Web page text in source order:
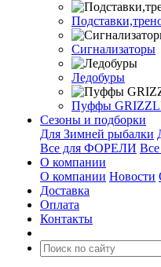
Сигнализаторы
Ледобуры
Пуффы
Сезоны и подборки
Для Зимней рыбалки
Все для ФОРЕЛИ
О компании
О компании Новости
Доставка
Оплата
Контакты